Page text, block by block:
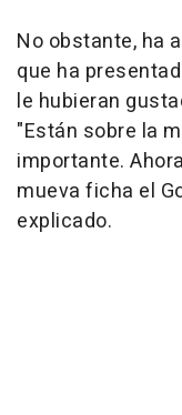
No obstante, ha
que ha
le hubieran
"Están sobre la
importante.
mueva ficha el
explicado.